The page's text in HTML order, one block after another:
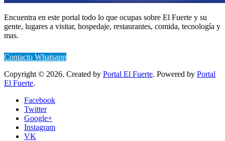
Encuentra en este portal todo lo que ocupas sobre El Fuerte y su
gente, lugares a visitar, hospedaje, restaurantes, comida, tecnología y
mas.
Contacto Whatsapp
Copyright © 2026. Created by Portal El Fuerte. Powered by Portal
El Fuerte.
Facebook
Twitter
Google+
Instagram
VK